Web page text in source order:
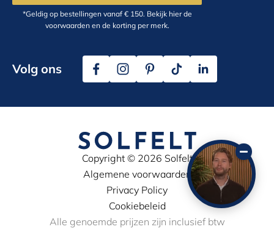
*Geldig op bestellingen vanaf € 150. Bekijk hierde
voorwaarden en de korting per merk.
Volg ons
Copyright © 2026 Solfelt
Algemene voorwaarden
Privacy Policy
Cookiebeleid
Alle genoemde prijzen zijn inclusief btw